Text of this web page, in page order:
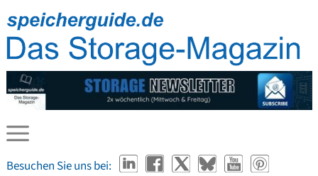
Besuchen Sie uns bei: